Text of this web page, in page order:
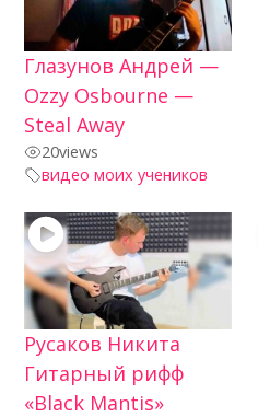
Глазунов Андрей —
Ozzy Osbourne —
Steal Away
20views
видео моих учеников
Русаков Никита
Гитарный рифф
«Black Mantis»